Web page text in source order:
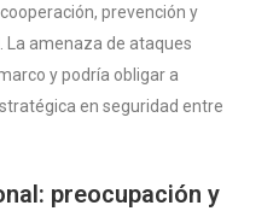
prevención y
amenaza de ataques
y podría obligar a
en seguridad entre
preocupación y